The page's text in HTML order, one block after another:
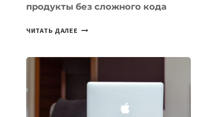
продукты без сложного кода
ЧИТАТЬ ДАЛЕЕ
СОЗДАВАТЬ